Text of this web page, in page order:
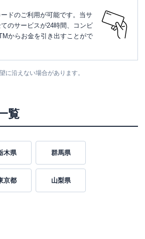
ドのご利用が可能です。当サ
のサービスが24時間、コンビ
からお金を引き出すことがで
に沿えない場合があります。
覧
木県 群馬県
京都 山梨県